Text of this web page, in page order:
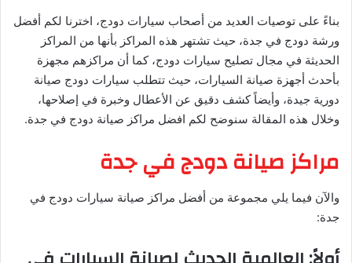
بناءً على توصيات العديد من أصحاب سيارات دودج، اخترنا لكم أفضل
ورشة دودج في جدة، حيث تشتهر هذه المراكز بأنها من المراكز
الحديثة في مجال تصليح سيارات دودج، كما أن مراكزهم مجهزة
بأحدث أجهزة صيانة السيارات، حيث تتطلب سيارات دودج صيانة
دورية جيدة، وأيضاً كشف دقيق عن الأعطال وخبرة في إصلاحها،
وخلال هذه المقالة سنوضح لكم افضل مراكز صيانة دودج في جدة.
مراكز صيانة دودج في جدة
والآن فيما يلي مجموعة من أفضل مراكز صيانة سيارات دودج في
جدة: